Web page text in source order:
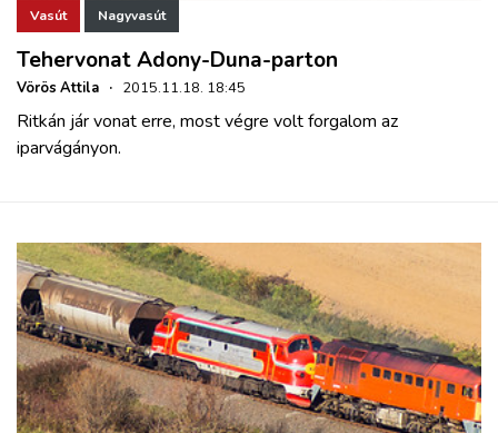
Vasút Nagyvasút
Tehervonat Adony-Duna-parton
Vörös Attila · 2015.11.18. 18:45
Ritkán jár vonat erre, most végre volt forgalom az
iparvágányon.